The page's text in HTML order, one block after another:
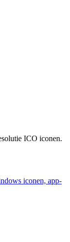
ICO iconen.
iconen, app-